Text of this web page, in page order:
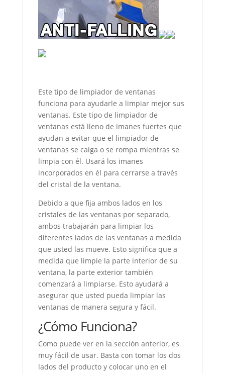
Este tipo de limpiador de ventanas
funciona para ayudarle a limpiar mejor sus
ventanas. Este tipo de limpiador de
ventanas está lleno de imanes fuertes que
ayudan a evitar que el limpiador de
ventanas se caiga o se rompa mientras se
limpia con él. Usará los imanes
incorporados en él para cerrarse a través
del cristal de la ventana.
Debido a que fija ambos lados en los
cristales de las ventanas por separado,
ambos trabajarán para limpiar los
diferentes lados de las ventanas a medida
que usted las mueve. Esto significa que a
medida que limpie la parte interior de su
ventana, la parte exterior también
comenzará a limpiarse. Esto ayudará a
asegurar que usted pueda limpiar las
ventanas de manera segura y fácil.
¿Cómo Funciona?
Como puede ver en la sección anterior, es
muy fácil de usar. Basta con tomar los dos
lados del producto y colocar uno en el